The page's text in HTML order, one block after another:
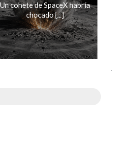
Un cohete de SpaceX habría
chocado [...]
.